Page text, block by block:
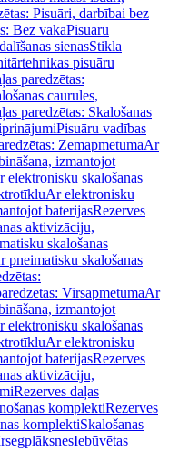
Pisuāri, darbībai bez
Bez vākaPisuāru
sienasStikla
pisuāru
paredzētas:
caurules,
paredzētas: Skalošanas
Pisuāru vadības
ZemapmetumaAr
izmantojot
elektronisku skalošanas
Ar elektronisku
baterijasRezerves
aktivizāciju,
skalošanas
pneimatisku skalošanas
VirsapmetumaAr
izmantojot
elektronisku skalošanas
Ar elektronisku
baterijasRezerves
aktivizāciju,
Rezerves daļas
komplektiRezerves
komplektiSkalošanas
Iebūvētas